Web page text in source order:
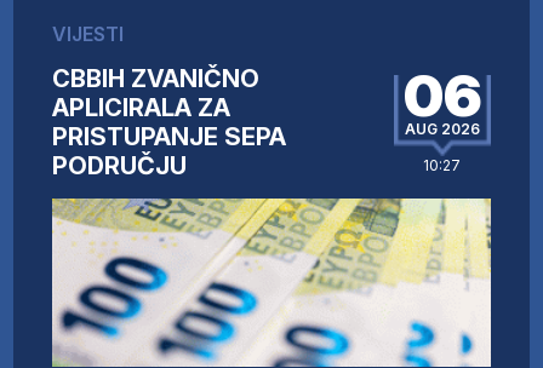
VIJESTI
CBBIH ZVANIČNO
APLICIRALA ZA
PRISTUPANJE SEPA
PODRUČJU
06
AUG 2026
10:27